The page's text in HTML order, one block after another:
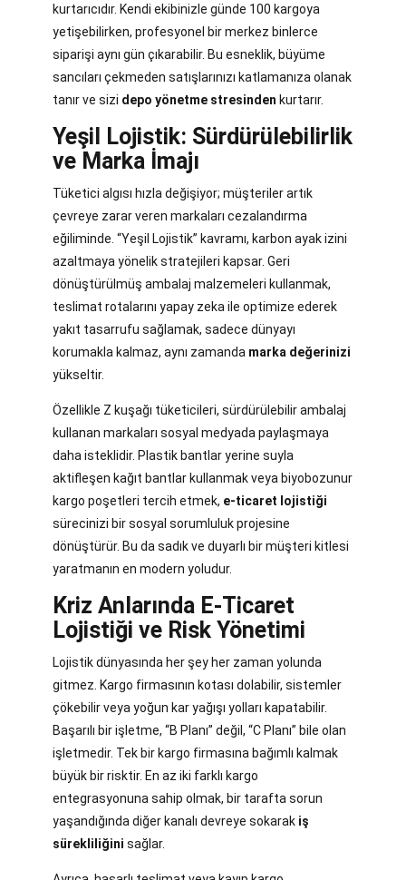
kurtarıcıdır. Kendi ekibinizle günde 100 kargoya
yetişebilirken, profesyonel bir merkez binlerce
siparişi aynı gün çıkarabilir. Bu esneklik, büyüme
sancıları çekmeden satışlarınızı katlamanıza olanak
tanır ve sizi depo yönetme stresinden kurtarır.
Yeşil Lojistik: Sürdürülebilirlik
ve Marka İmajı
Tüketici algısı hızla değişiyor; müşteriler artık
çevreye zarar veren markaları cezalandırma
eğiliminde. “Yeşil Lojistik” kavramı, karbon ayak izini
azaltmaya yönelik stratejileri kapsar. Geri
dönüştürülmüş ambalaj malzemeleri kullanmak,
teslimat rotalarını yapay zeka ile optimize ederek
yakıt tasarrufu sağlamak, sadece dünyayı
korumakla kalmaz, aynı zamanda marka değerinizi
yükseltir.
Özellikle Z kuşağı tüketicileri, sürdürülebilir ambalaj
kullanan markaları sosyal medyada paylaşmaya
daha isteklidir. Plastik bantlar yerine suyla
aktifleşen kağıt bantlar kullanmak veya biyobozunur
kargo poşetleri tercih etmek, e-ticaret lojistiği
sürecinizi bir sosyal sorumluluk projesine
dönüştürür. Bu da sadık ve duyarlı bir müşteri kitlesi
yaratmanın en modern yoludur.
Kriz Anlarında E-Ticaret
Lojistiği ve Risk Yönetimi
Lojistik dünyasında her şey her zaman yolunda
gitmez. Kargo firmasının kotası dolabilir, sistemler
çökebilir veya yoğun kar yağışı yolları kapatabilir.
Başarılı bir işletme, “B Planı” değil, “C Planı” bile olan
işletmedir. Tek bir kargo firmasına bağımlı kalmak
büyük bir risktir. En az iki farklı kargo
entegrasyonuna sahip olmak, bir tarafta sorun
yaşandığında diğer kanalı devreye sokarak iş
sürekliliğini sağlar.